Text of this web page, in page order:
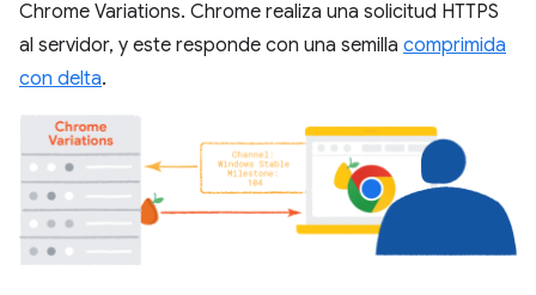
Chrome Variations. Chrome realiza una solicitud HTTPS
al servidor, y este responde con una semilla comprimida
con delta.